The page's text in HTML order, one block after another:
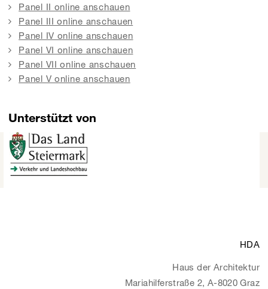
Panel II online anschauen
Panel III online anschauen
Panel IV online anschauen
Panel VI online anschauen
Panel VII online anschauen
Panel V online anschauen
Unterstützt von
HDA
Haus der Architektur
Mariahilferstraße 2, A-8020 Graz